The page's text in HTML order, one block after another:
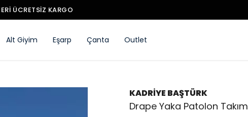
Alt Giyim Eşarp Çanta Outlet
KADRİYE BAŞTÜRK
Drape Yaka Patolon Takım